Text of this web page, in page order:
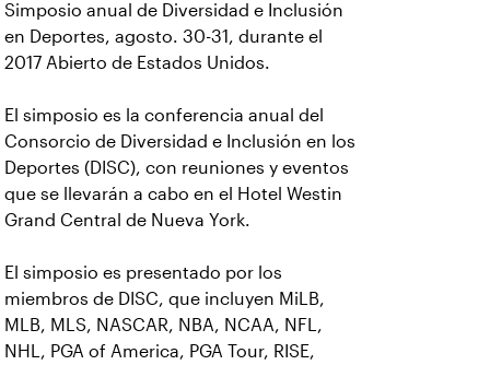
Simposio anual de Diversidad e Inclusión
en Deportes, agosto. 30-31, durante el
2017 Abierto de Estados Unidos.
El simposio es la conferencia anual del
Consorcio de Diversidad e Inclusión en los
Deportes (DISC), con reuniones y eventos
que se llevarán a cabo en el Hotel Westin
Grand Central de Nueva York.
El simposio es presentado por los
miembros de DISC, que incluyen MiLB,
MLB, MLS, NASCAR, NBA, NCAA, NFL,
NHL, PGA of America, PGA Tour, RISE,